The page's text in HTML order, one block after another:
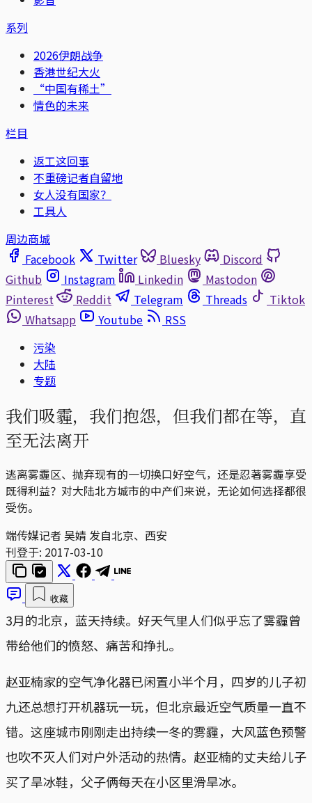
系列
2026伊朗战争
香港世纪大火
“中国有稀土”
情色的未来
栏目
返工这回事
不重磅记者自留地
女人没有国家？
工具人
周边商城
Facebook
Twitter Bluesky
Discord
Github
Instagram Linkedin
Mastodon
Pinterest
Reddit Telegram Threads
Tiktok
Whatsapp
Youtube
RSS
污染
大陆
专题
我们吸霾，我们抱怨，但我们都在等，直
至无法离开
逃离雾霾区、抛弃现有的一切换口好空气，还是忍著雾霾享受
既得利益？对大陆北方城市的中产们来说，无论如何选择都很
受伤。
端传媒记者 吴婧 发自北京、西安
刊登于: 2017-03-10
收藏
3月的北京，蓝天持续。好天气里人们似乎忘了雾霾曾
带给他们的愤怒、痛苦和挣扎。
赵亚楠家的空气净化器已闲置小半个月，四岁的儿子初
九还总想打开机器玩一玩，但北京最近空气质量一直不
错。这座城市刚刚走出持续一冬的雾霾，大风蓝色预警
也吹不灭人们对户外活动的热情。赵亚楠的丈夫给儿子
买了旱冰鞋，父子俩每天在小区里滑旱冰。